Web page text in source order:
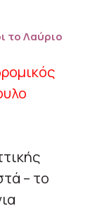
το Λαύριο
– το